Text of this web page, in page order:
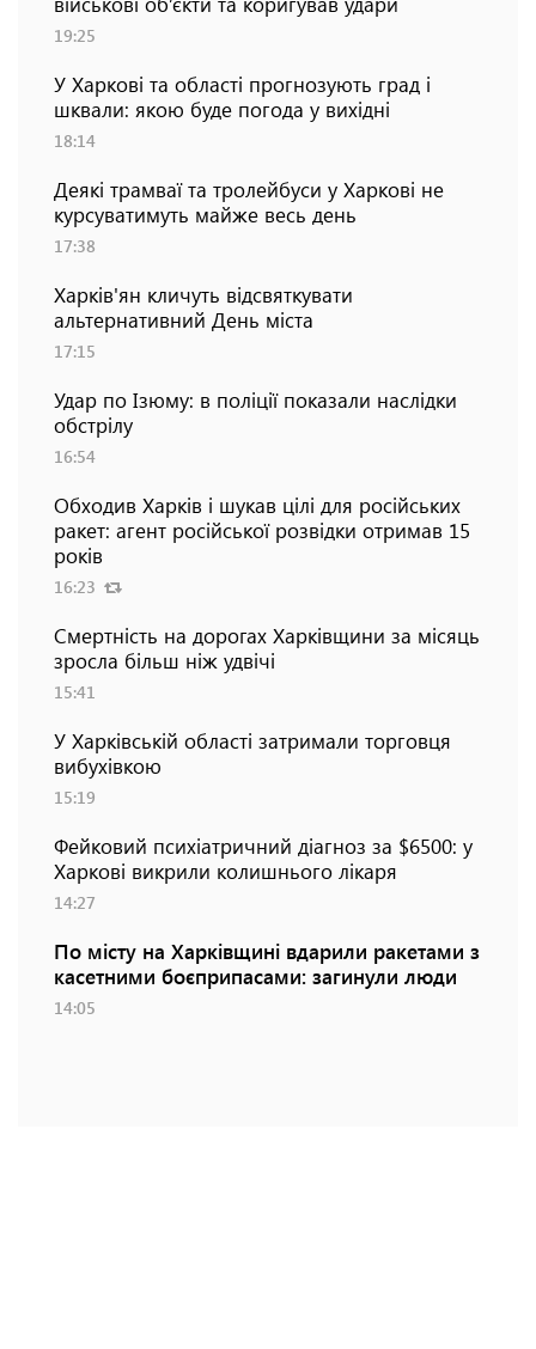
19:25
У Харкові та області прогнозують град і
шквали: якою буде погода у вихідні
18:14
Деякі трамваї та тролейбуси у Харкові не
курсуватимуть майже весь день
17:38
Харків'ян кличуть відсвяткувати
альтернативний День міста
17:15
Удар по Ізюму: в поліції показали наслідки
обстрілу
16:54
Обходив Харків і шукав цілі для російських
ракет: агент російської розвідки отримав 15
років
16:23
Смертність на дорогах Харківщини за місяць
зросла більш ніж удвічі
15:41
У Харківській області затримали торговця
вибухівкою
15:19
Фейковий психіатричний діагноз за $6500: у
Харкові викрили колишнього лікаря
14:27
По місту на Харківщині вдарили ракетами з
касетними боєприпасами: загинули люди
14:05